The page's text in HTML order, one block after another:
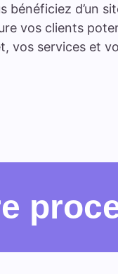
bénéficiez d’un
vos clients
vos services et